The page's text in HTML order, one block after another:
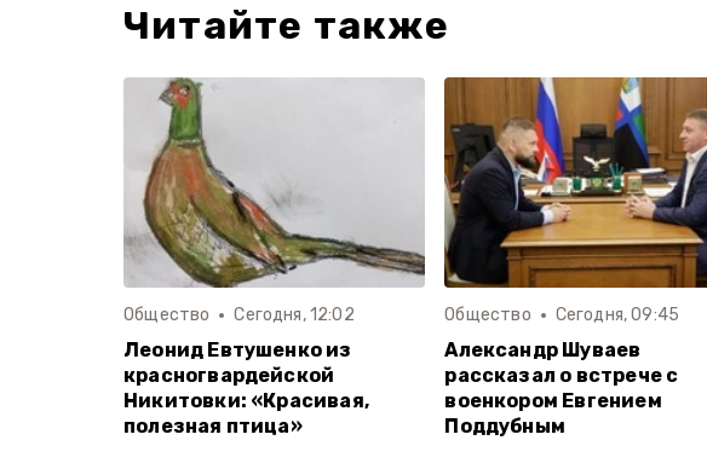
Читайте также
Общество Сегодня, 12:02
Леонид Евтушенко из
красногвардейской
Никитовки: «Красивая,
полезная птица»
Общество Сегодня, 09:45
Александр Шуваев
рассказал о встрече с
военкором Евгением
Поддубным